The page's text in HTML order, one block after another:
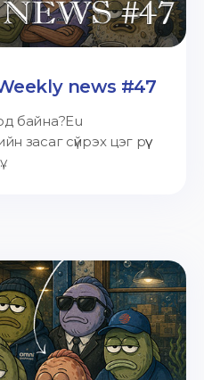
news #47
байна?Eu
засаг сүйрэх цэг рүү